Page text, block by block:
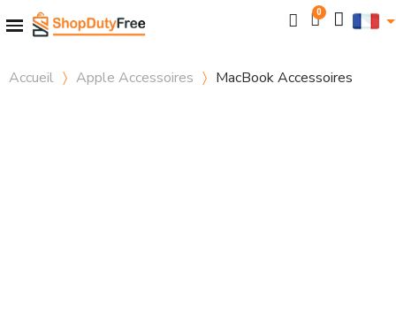
Accueil Apple Accessoires MacBook Accessoires